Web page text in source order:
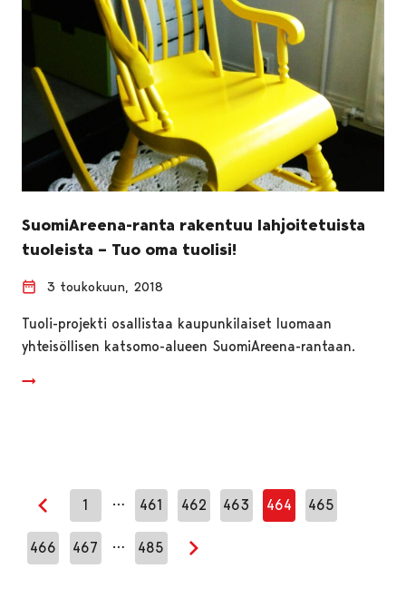
SuomiAreena-ranta rakentuu lahjoitetuista
tuoleista – Tuo oma tuolisi!
3 toukokuun, 2018
Tuoli-projekti osallistaa kaupunkilaiset luomaan
yhteisöllisen katsomo-alueen SuomiAreena-rantaan.
Edellinen sivu
1 … 461 462 463 464 465
466 467 … 485
Seuraava sivu